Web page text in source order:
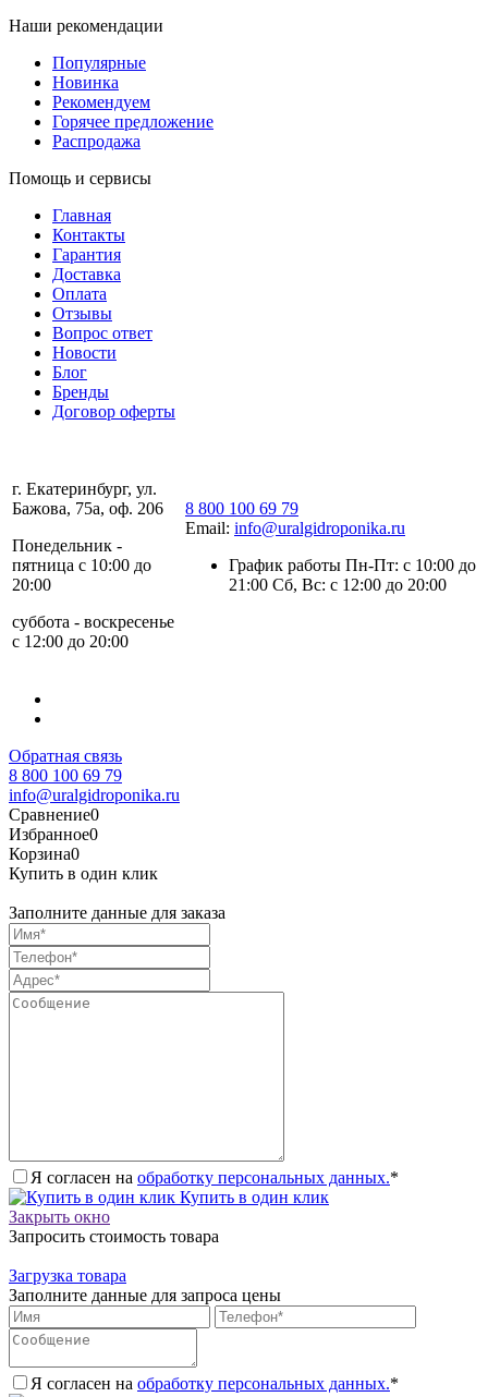
Наши рекомендации
Популярные
Новинка
Рекомендуем
Горячее предложение
Распродажа
Помощь и сервисы
Главная
Контакты
Гарантия
Доставка
Оплата
Отзывы
Вопрос ответ
Новости
Блог
Бренды
Договор оферты
г. Екатеринбург, ул.
Бажова, 75а, оф. 206
Понедельник -
пятница с 10:00 до
20:00
суббота - воскресенье
с 12:00 до 20:00
8 800 100 69 79
Email: info@uralgidroponika.ru
График работы Пн-Пт: с 10:00 до
21:00 Сб, Вс: с 12:00 до 20:00
Обратная связь
8 800 100 69 79
info@uralgidroponika.ru
Сравнение0
Избранное0
Корзина0
Купить в один клик
Заполните данные для заказа
Я согласен на обработку персональных данных.*
Купить в один клик
Закрыть окно
Запросить стоимость товара
Загрузка товара
Заполните данные для запроса цены
Я согласен на обработку персональных данных.*